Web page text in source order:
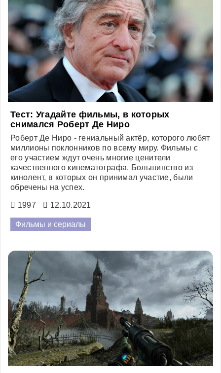
Тест: Угадайте фильмы, в которых
снимался Роберт Де Ниро
Роберт Де Ниро - гениальный актёр, которого любят
миллионы поклонников по всему миру. Фильмы с
его участием ждут очень многие ценители
качественного кинематографа. Большинство из
кинолент, в которых он принимал участие, были
обречены на успех.
1997 12.10.2021
Фильмы и сериалы